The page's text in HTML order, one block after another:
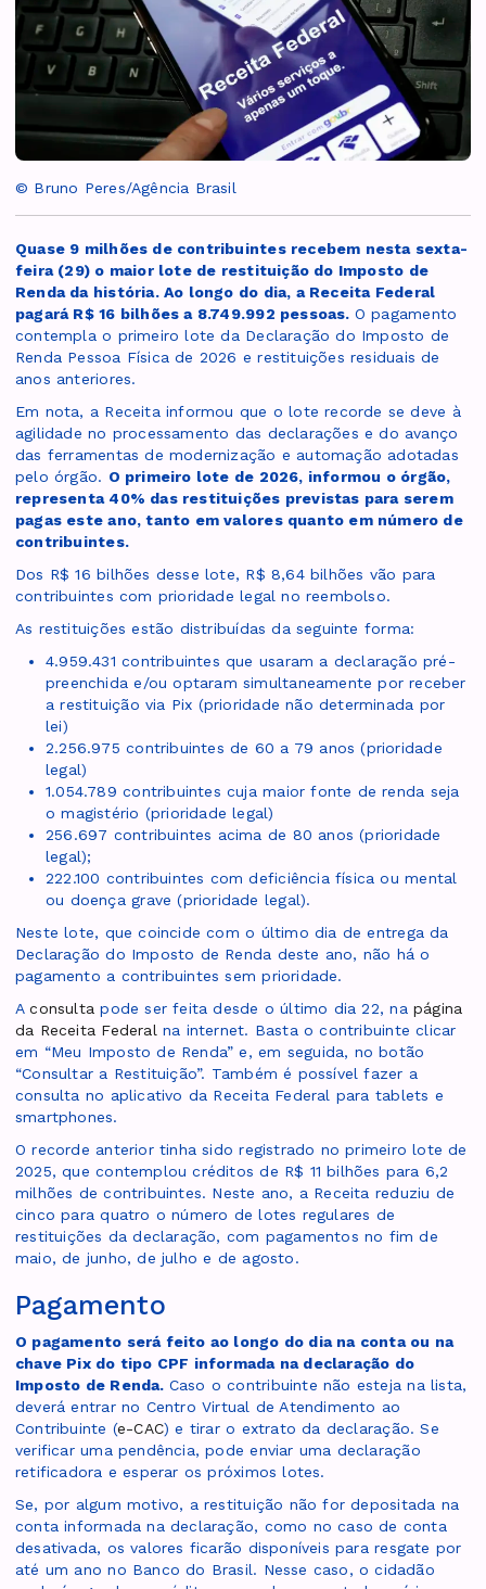
© Bruno Peres/Agência Brasil
Quase 9 milhões de contribuintes recebem nesta sexta-
feira (29) o maior lote de restituição do Imposto de
Renda da história. Ao longo do dia, a Receita Federal
pagará R$ 16 bilhões a 8.749.992 pessoas. O pagamento
contempla o primeiro lote da Declaração do Imposto de
Renda Pessoa Física de 2026 e restituições residuais de
anos anteriores.
Em nota, a Receita informou que o lote recorde se deve à
agilidade no processamento das declarações e do avanço
das ferramentas de modernização e automação adotadas
pelo órgão. O primeiro lote de 2026, informou o órgão,
representa 40% das restituições previstas para serem
pagas este ano, tanto em valores quanto em número de
contribuintes.
Dos R$ 16 bilhões desse lote, R$ 8,64 bilhões vão para
contribuintes com prioridade legal no reembolso.
As restituições estão distribuídas da seguinte forma:
4.959.431 contribuintes que usaram a declaração pré-
preenchida e/ou optaram simultaneamente por receber
a restituição via Pix (prioridade não determinada por
lei)
2.256.975 contribuintes de 60 a 79 anos (prioridade
legal)
1.054.789 contribuintes cuja maior fonte de renda seja
o magistério (prioridade legal)
256.697 contribuintes acima de 80 anos (prioridade
legal);
222.100 contribuintes com deficiência física ou mental
ou doença grave (prioridade legal).
Neste lote, que coincide com o último dia de entrega da
Declaração do Imposto de Renda deste ano, não há o
pagamento a contribuintes sem prioridade.
Aconsulta pode ser feita desde o último dia 22, na página
da Receita Federalna internet. Basta o contribuinte clicar
em “Meu Imposto de Renda” e, em seguida, no botão
“Consultar a Restituição”. Também é possível fazer a
consulta no aplicativo da Receita Federal para tablets e
smartphones.
O recorde anterior tinha sido registrado no primeiro lote de
2025, que contemplou créditos de R$ 11 bilhões para 6,2
milhões de contribuintes. Neste ano, a Receita reduziu de
cinco para quatro o número de lotes regulares de
restituições da declaração, com pagamentos no fim de
maio, de junho, de julho e de agosto.
Pagamento
O pagamento será feito ao longo do dia na conta ou na
chave Pix do tipo CPF informada na declaração do
Imposto de Renda. Caso o contribuinte não esteja na lista,
deverá entrar no Centro Virtual de Atendimento ao
Contribuinte (e-CAC) e tirar o extrato da declaração. Se
verificar uma pendência, pode enviar uma declaração
retificadora e esperar os próximos lotes.
Se, por algum motivo, a restituição não for depositada na
conta informada na declaração, como no caso de conta
desativada, os valores ficarão disponíveis para resgate por
até um ano no Banco do Brasil. Nesse caso, o cidadão